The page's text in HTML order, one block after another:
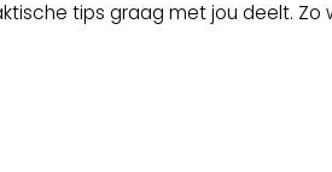
tips graag met jou deelt.